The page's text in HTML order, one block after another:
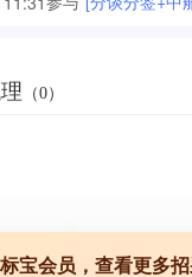
（0）
宝会员，查看更多